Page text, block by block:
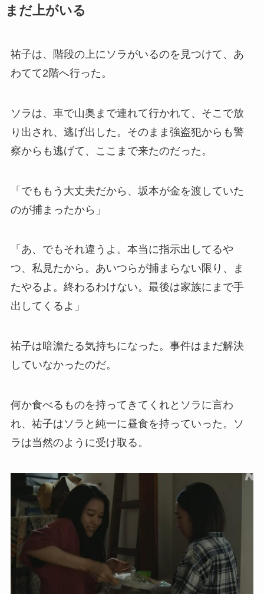
まだ上がいる
祐子は、階段の上にソラがいるのを見つけて、あ
わてて2階へ行った。
ソラは、車で山奥まで連れて行かれて、そこで放
り出され、逃げ出した。そのまま強盗犯からも警
察からも逃げて、ここまで来たのだった。
「でももう大丈夫だから、坂本が金を渡していた
のが捕まったから」
「あ、でもそれ違うよ。本当に指示出してるや
つ、私見たから。あいつらが捕まらない限り、ま
たやるよ。終わるわけない。最後は家族にまで手
出してくるよ」
祐子は暗澹たる気持ちになった。事件はまだ解決
していなかったのだ。
何か食べるものを持ってきてくれとソラに言わ
れ、祐子はソラと純一に昼食を持っていった。ソ
ラは当然のように受け取る。